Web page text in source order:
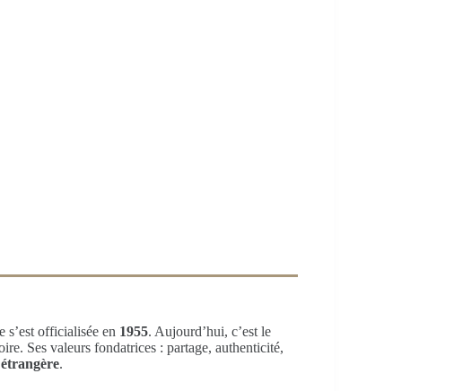
s’est officialisée en 1955. Aujourd’hui, c’est le
Ses valeurs fondatrices : partage, authenticité,
.